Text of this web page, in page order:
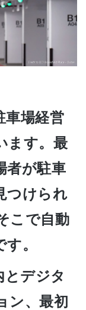
車場経営
ます。最
者が駐車
つけられ
こで自動
。
とデジタ
ン、最初